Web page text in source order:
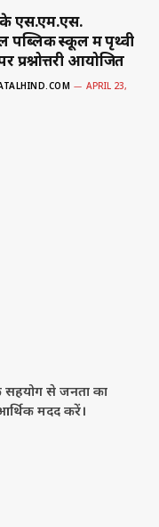
के एस.एम.एस.
पब्लिक स्कूल में पृथ्वी
प्रश्नोत्तरी आयोजित
APRIL 23,
सहयोग से जनता का
मदद करें।